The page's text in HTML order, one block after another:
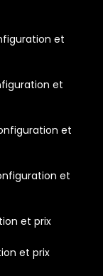
et
et
et
et
et prix
et prix